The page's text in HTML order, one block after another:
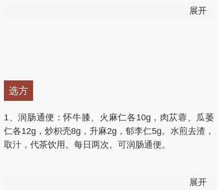
牛膝所含的蜕皮甾酮还能够调节血糖血脂、促进胶元蛋
实验表明，牛膝中所含的牛膝多糖有免疫增强作用。
9.止血
实验表明，怀牛膝能使血液粘稠度下降，血流加速，也
①本品有一定生殖毒性，用量过大，可致流产、阴道流
血。
②中气下陷、脾虚泄泻、下元不固、多梦遗精者慎用。
孕妇及月经过多者忌服。
展开
选方
1、润肠通便：怀牛膝、火麻仁各10g，肉苁蓉、瓜萎
仁各12g，炒枳壳8g，升麻2g，郁李仁5g。水煎去渣，
取汁，代茶饮用。每日两次。可润肠通便。
黄、石膏各20g。水煎去渣，取汁，代茶饮。经常服用
展开